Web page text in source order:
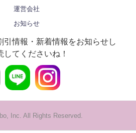
運営会社
お知らせ
引情報・新着情報をお知らせし
てくださいね！
Inc. All Rights Reserved.